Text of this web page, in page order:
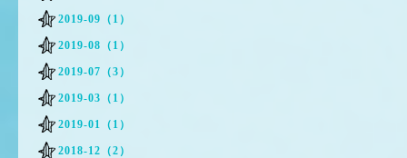
2019-09（1）
2019-08（1）
2019-07（3）
2019-03（1）
2019-01（1）
2018-12（2）